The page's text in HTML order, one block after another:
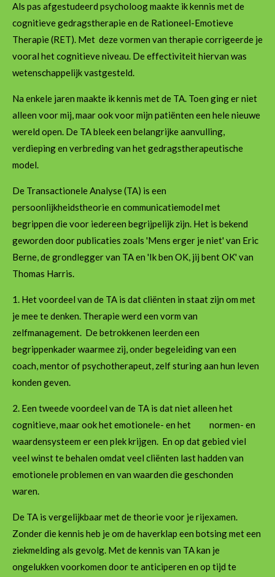
Als pas afgestudeerd psycholoog maakte ik kennis met de
cognitieve gedragstherapie en de Rationeel-Emotieve
Therapie (RET). Met deze vormen van therapie corrigeerde je
vooral het cognitieve niveau. De effectiviteit hiervan was
wetenschappelijk vastgesteld.
Na enkele jaren maakte ik kennis met de TA. Toen ging er niet
alleen voor mij, maar ook voor mijn patiënten een hele nieuwe
wereld open. De TA bleek een belangrijke aanvulling,
verdieping en verbreding van het gedragstherapeutische
model.
De Transactionele Analyse (TA) is een
persoonlijkheidstheorie en communicatiemodel met
begrippen die voor iedereen begrijpelijk zijn. Het is bekend
geworden door publicaties zoals 'Mens erger je niet' van Eric
Berne, de grondlegger van TA en 'Ik ben OK, jij bent OK' van
Thomas Harris.
1. Het voordeel van de TA is dat cliënten in staat zijn om met
je mee te denken. Therapie werd een vorm van
zelfmanagement. De betrokkenen leerden een
begrippenkader waarmee zij, onder begeleiding van een
coach, mentor of psychotherapeut, zelf sturing aan hun leven
konden geven.
2. Een tweede voordeel van de TA is dat niet alleen het
cognitieve, maar ook het emotionele- en het normen- en
waardensysteem er een plek krijgen. En op dat gebied viel
veel winst te behalen omdat veel cliënten last hadden van
emotionele problemen en van waarden die geschonden
waren.
De TA is vergelijkbaar met de theorie voor je rijexamen.
Zonder die kennis heb je om de haverklap een botsing met een
ziekmelding als gevolg. Met de kennis van TA kan je
ongelukken voorkomen door te anticiperen en op tijd te